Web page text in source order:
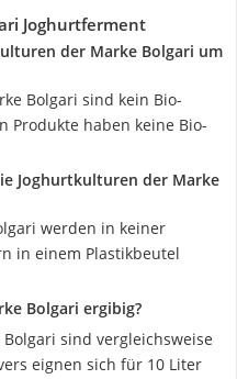
Joghurtferment
der Marke Bolgari um
Bolgari sind kein Bio-
Produkte haben keine Bio-
Joghurtkulturen der Marke
werden in keiner
in einem Plastikbeutel
Bolgari ergibig?
sind vergleichsweise
eignen sich für 10 Liter